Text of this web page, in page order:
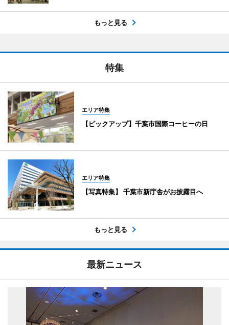
もっと見る
特集
エリア特集
【ピックアップ】千葉市国際コーヒーの日
エリア特集
【写真特集】 千葉市新庁舎がお披露目へ
もっと見る
最新ニュース